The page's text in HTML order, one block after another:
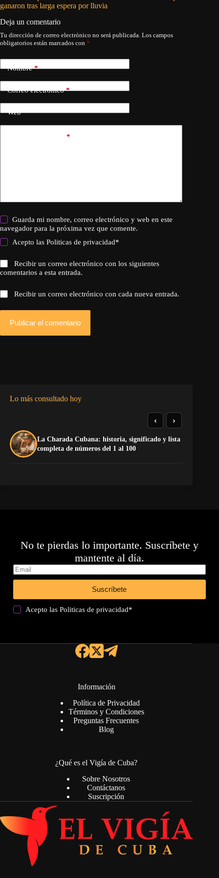
ganaron tras larga espera por lluvia
Deja un comentario
Tu dirección de correo electrónico no será publicada. Los campos
obligatorios están marcados con *
Nombre*
Correo electrónico*
Web
*
Guarda mi nombre, correo electrónico y web en este
navegador para la próxima vez que comente.
Acepto lasPoliticas de privacidad*
Recibir un correo electrónico con los siguientes
comentarios a esta entrada.
Recibir un correo electrónico con cada nueva entrada.
Publicar el comentario
Lo más consultado hoy
La Charada Cubana: historia, significado y lista
completa de números del 1 al 100
‹ ›
No te pierdas lo importante. Suscríbete y
mantente al día.
Suscríbete
Acepto lasPoliticas de privacidad*
Información
Política de Privacidad
Términos y Condiciones
Preguntas Frecuentes
Blog
¿Qué es el Vigía de Cuba?
Sobre Nosotros
Contáctanos
Suscripción